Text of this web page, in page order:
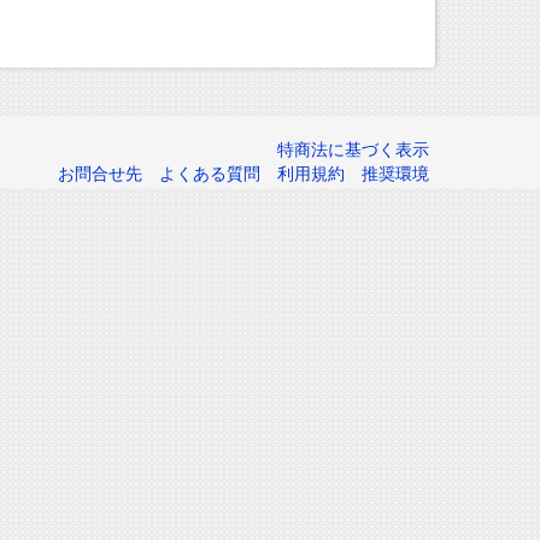
特商法に基づく表示
お問合せ先
よくある質問 利用規約 推奨環境